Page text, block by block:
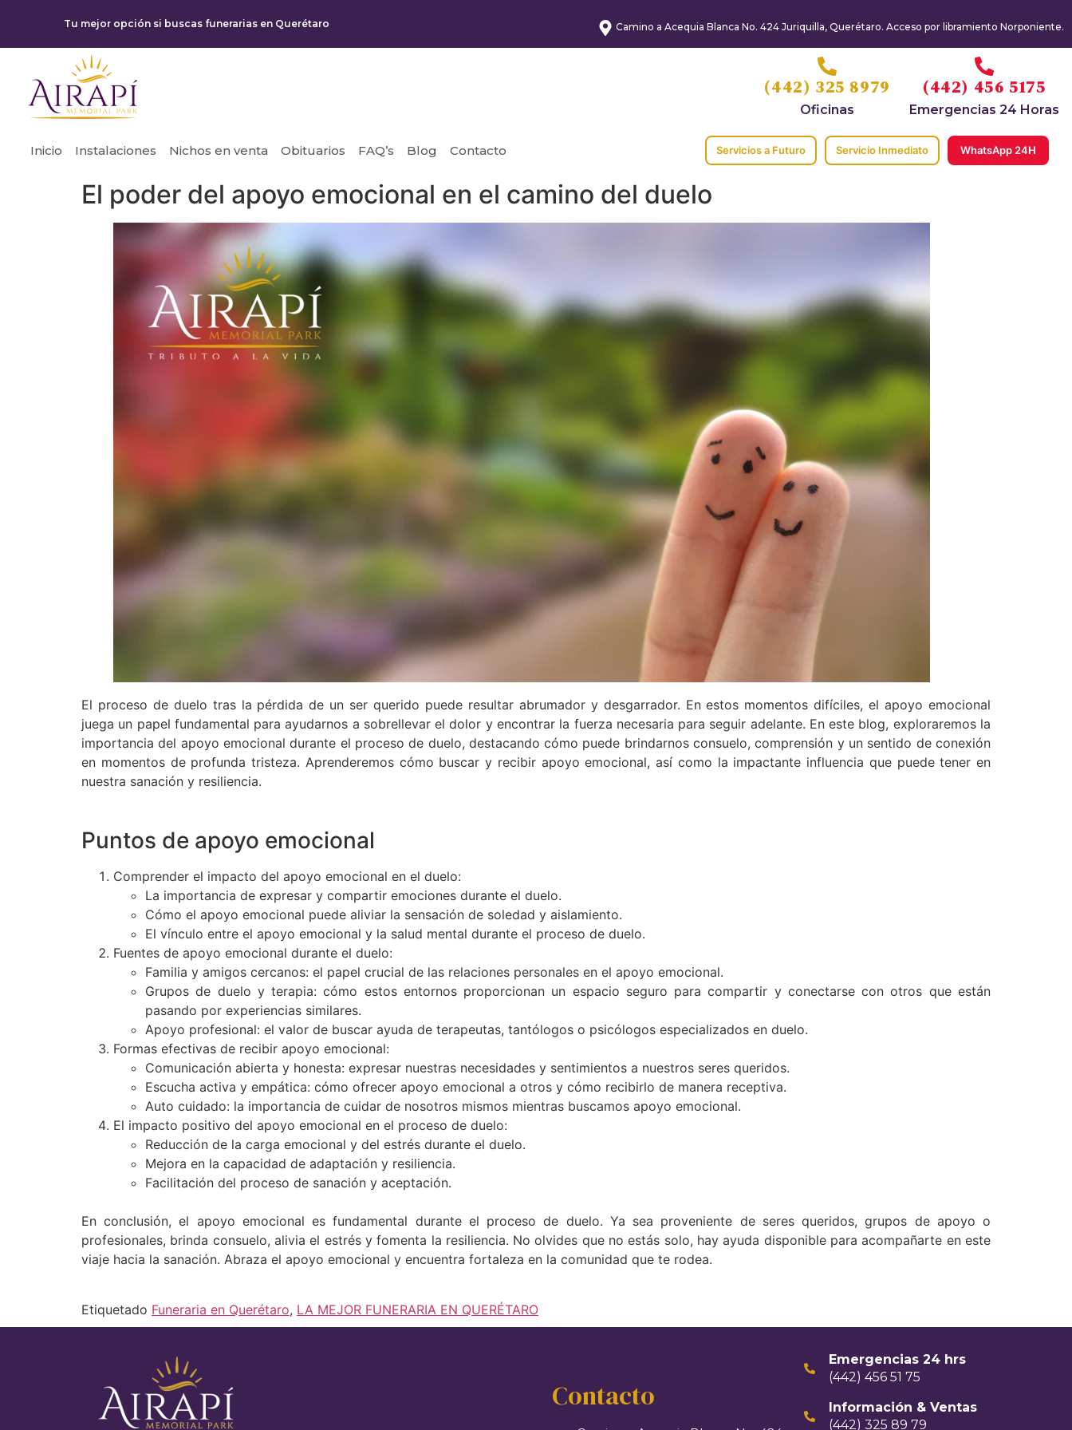
Tu mejor opción si buscas funerarias en Querétaro Camino a Acequia Blanca No. 424 Juriquilla, Querétaro. Acceso por libramiento Norponiente.
(442) 325 8979
Oficinas
(442) 456 5175
Emergencias 24 Horas
Inicio Instalaciones Nichos en venta Obituarios FAQ’s Blog Contacto Servicios a Futuro Servicio Inmediato WhatsApp 24H
El poder del apoyo emocional en el camino del duelo
El proceso de duelo tras la pérdida de un ser querido puede resultar abrumador y desgarrador. En estos momentos difíciles, el apoyo emocional
juega un papel fundamental para ayudarnos a sobrellevar el dolor y encontrar la fuerza necesaria para seguir adelante. En este blog, exploraremos la
importancia del apoyo emocional durante el proceso de duelo, destacando cómo puede brindarnos consuelo, comprensión y un sentido de conexión
en momentos de profunda tristeza. Aprenderemos cómo buscar y recibir apoyo emocional, así como la impactante influencia que puede tener en
nuestra sanación y resiliencia.
Puntos de apoyo emocional
Comprender el impacto del apoyo emocional en el duelo:
La importancia de expresar y compartir emociones durante el duelo.
Cómo el apoyo emocional puede aliviar la sensación de soledad y aislamiento.
El vínculo entre el apoyo emocional y la salud mental durante el proceso de duelo.
Fuentes de apoyo emocional durante el duelo:
Familia y amigos cercanos: el papel crucial de las relaciones personales en el apoyo emocional.
Grupos de duelo y terapia: cómo estos entornos proporcionan un espacio seguro para compartir y conectarse con otros que están
pasando por experiencias similares.
Apoyo profesional: el valor de buscar ayuda de terapeutas, tantólogos o psicólogos especializados en duelo.
Formas efectivas de recibir apoyo emocional:
Comunicación abierta y honesta: expresar nuestras necesidades y sentimientos a nuestros seres queridos.
Escucha activa y empática: cómo ofrecer apoyo emocional a otros y cómo recibirlo de manera receptiva.
Auto cuidado: la importancia de cuidar de nosotros mismos mientras buscamos apoyo emocional.
El impacto positivo del apoyo emocional en el proceso de duelo:
Reducción de la carga emocional y del estrés durante el duelo.
Mejora en la capacidad de adaptación y resiliencia.
Facilitación del proceso de sanación y aceptación.
En conclusión, el apoyo emocional es fundamental durante el proceso de duelo. Ya sea proveniente de seres queridos, grupos de apoyo o
profesionales, brinda consuelo, alivia el estrés y fomenta la resiliencia. No olvides que no estás solo, hay ayuda disponible para acompañarte en este
viaje hacia la sanación. Abraza el apoyo emocional y encuentra fortaleza en la comunidad que te rodea.
Etiquetado Funeraria en Querétaro, LA MEJOR FUNERARIA EN QUERÉTARO
Contacto
Emergencias 24 hrs
(442) 456 51 75
Información & Ventas
(442) 325 89 79